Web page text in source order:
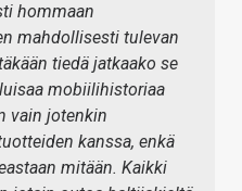
hommaan
mahdollisesti tulevan
tiedä jatkaako se
mobiilihistoriaa
vain jotenkin
kanssa, enkä
mitään. Kaikki